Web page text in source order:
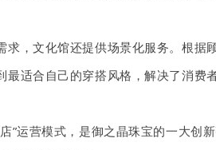
求，文化馆还提供场景化服务。根
最适合自己的穿搭风格，解决了消费
”运营模式，是御之晶珠宝的一大创